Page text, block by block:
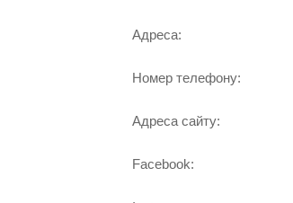
Адреса:
Номер телефону:
Адреса сайту:
Facebook: